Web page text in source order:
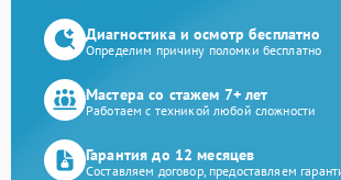
Диагностика и осмотр бесплатно
Определим причину поломки бесплатно
Мастера со стажем 7+ лет
Работаем с техникой любой сложности
Гарантия до 12 месяцев
Составляем договор, предоставляем